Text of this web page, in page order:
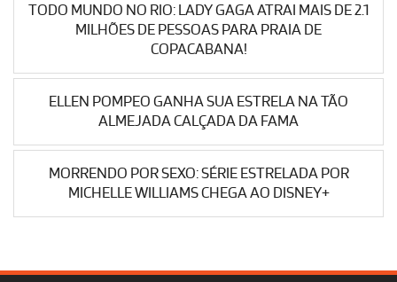
TODO MUNDO NO RIO: LADY GAGA ATRAI MAIS DE 2.1
MILHÕES DE PESSOAS PARA PRAIA DE
COPACABANA!
ELLEN POMPEO GANHA SUA ESTRELA NA TÃO
ALMEJADA CALÇADA DA FAMA
MORRENDO POR SEXO: SÉRIE ESTRELADA POR
MICHELLE WILLIAMS CHEGA AO DISNEY+